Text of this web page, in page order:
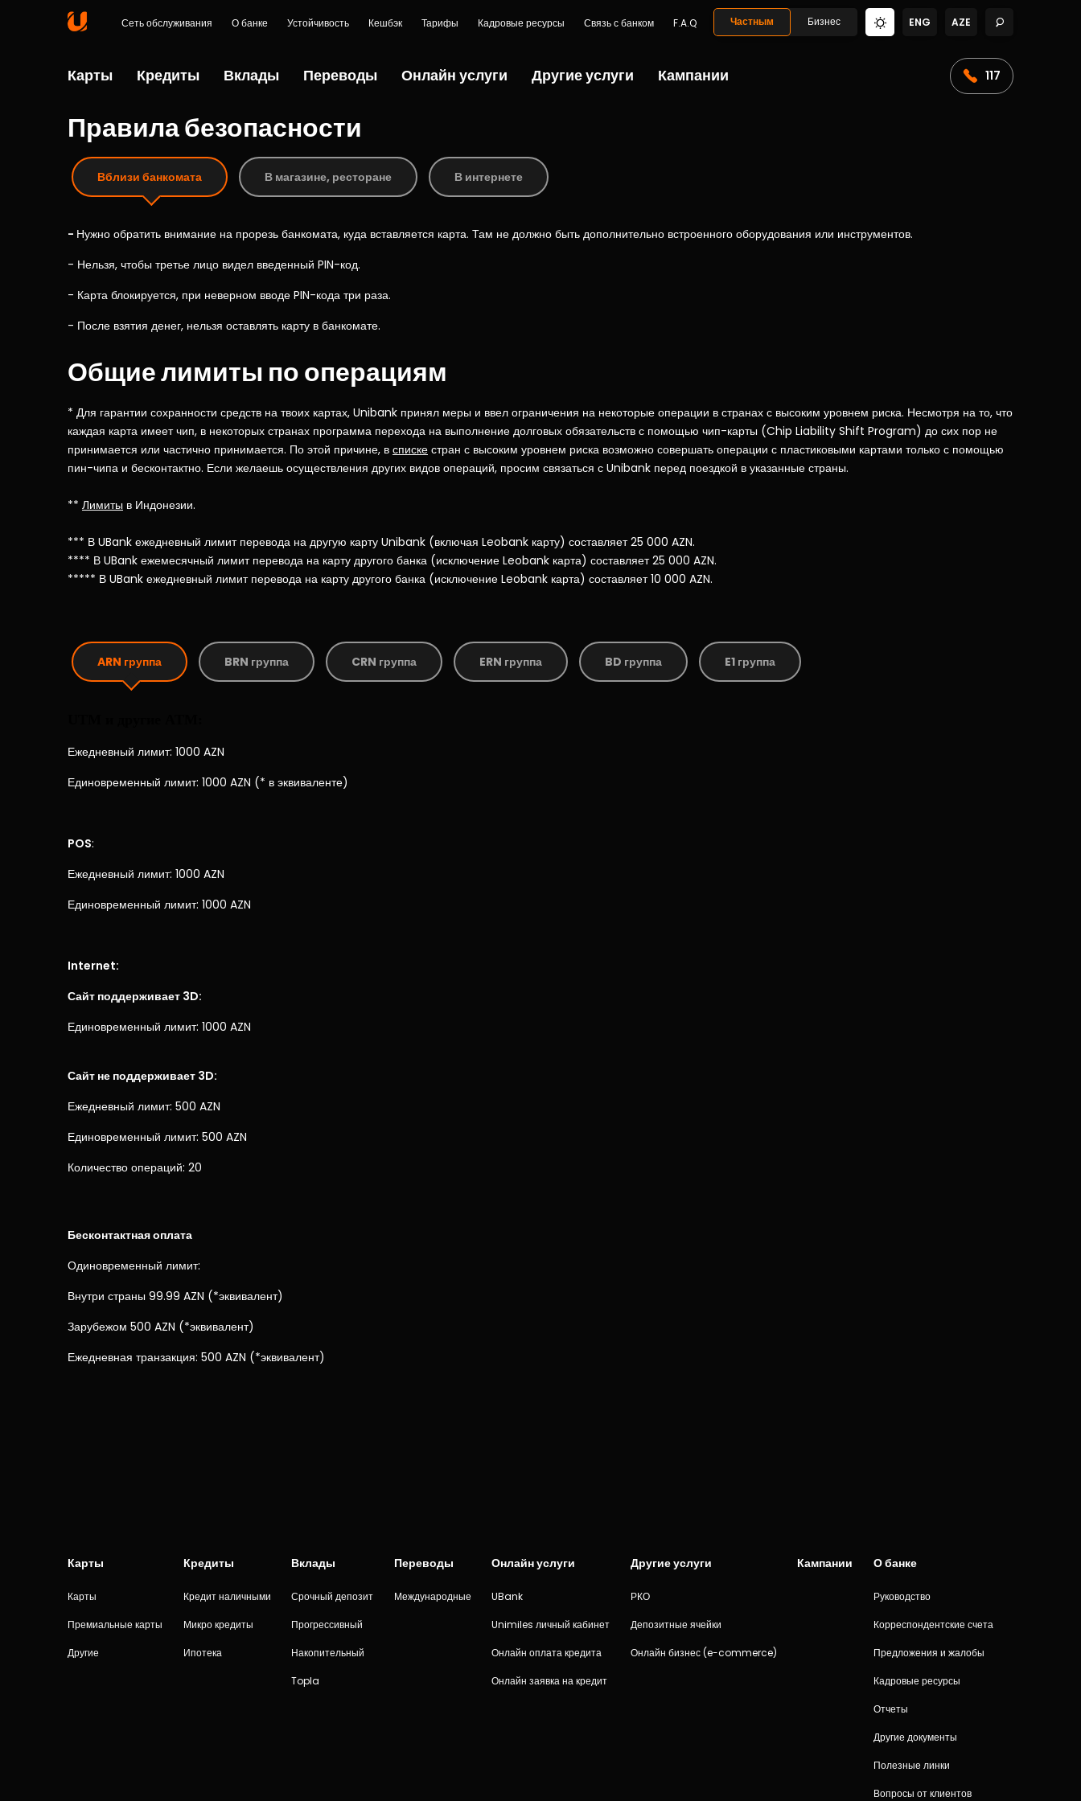
Сеть обслуживания О банке Устойчивость Кешбэк Тарифы Кадровые ресурсы Связь с банком F.A.Q Частным Бизнес ENG AZE
Карты Кредиты Вклады Переводы Онлайн услуги Другие услуги Кампании 117
Правила безопасности
Вблизи банкомата В магазине, ресторане В интернете
- Нужно обратить внимание на прорезь банкомата, куда вставляется карта. Там не должно быть дополнительно встроенного оборудования или инструментов.
- Нельзя, чтобы третье лицо видел введенный PIN-код.
- Карта блокируется, при неверном вводе PIN-кода три раза.
- После взятия денег, нельзя оставлять карту в банкомате.
Общие лимиты по операциям
* Для гарантии сохранности средств на твоих картах, Unibank принял меры и ввел ограничения на некоторые операции в странах с высоким уровнем риска. Несмотря на то, что
каждая карта имеет чип, в некоторых странах программа перехода на выполнение долговых обязательств с помощью чип-карты (Chip Liability Shift Program) до сих пор не
принимается или частично принимается. По этой причине, в списке стран с высоким уровнем риска возможно совершать операции с пластиковыми картами только с помощью
пин-чипа и бесконтактно. Если желаешь осуществления других видов операций, просим связаться с Unibank перед поездкой в ​​указанные страны.
** Лимиты в Индонезии.
*** В UBank ежедневный лимит перевода на другую карту Unibank (включая Leobank карту) составляет 25 000 AZN.
**** В UBank ежемесячный лимит перевода на карту другого банка (исключение Leobank карта) составляет 25 000 AZN.
***** В UBank ежедневный лимит перевода на карту другого банка (исключение Leobank карта) составляет 10 000 AZN.
ARN группа BRN группа CRN группа ERN группа BD группа E1 группа
Ежедневный лимит: 1000 AZN
Единовременный лимит: 1000 AZN (* в эквиваленте)
POS:
Ежедневный лимит: 1000 AZN
Единовременный лимит: 1000 AZN
Internet:
Сайт поддерживает 3D:
Единовременный лимит: 1000 AZN
Сайт не поддерживает 3D:
Ежедневный лимит: 500 AZN
Единовременный лимит: 500 AZN
Количество операций: 20
Бесконтактная оплата
Одиновременный лимит:
Внутри страны 99.99 AZN (*эквивалент)
Зарубежом 500 AZN (*эквивалент)
Ежедневная транзакция: 500 AZN (*эквивалент)
Карты
Карты
Премиальные карты
Другие
Кредиты
Кредит наличными
Микро кредиты
Ипотека
Вклады
Срочный депозит
Прогрессивный
Накопительный
Topla
Переводы
Международные
Онлайн услуги
UBank
Unimiles личный кабинет
Онлайн оплата кредита
Онлайн заявка на кредит
Другие услуги
РКО
Депозитные ячейки
Онлайн бизнес (e-commerce)
Кампании О банке
Руководство
Корреспондентские счета
Предложения и жалобы
Кадровые ресурсы
Отчеты
Другие документы
Полезные линки
Вопросы от клиентов